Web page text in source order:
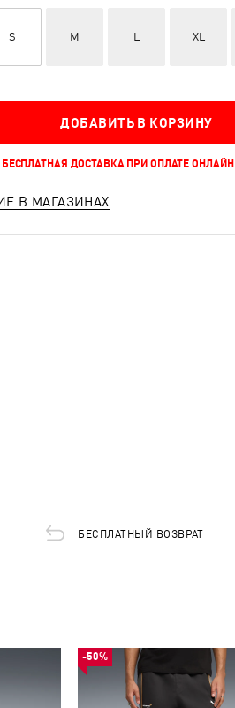
S M L XL
ДОБАВИТЬ В КОРЗИНУ
БЕСПЛАТНАЯ ДОСТАВКА ПРИ ОПЛАТЕ ОНЛАЙН
В МАГАЗИНАХ
БЕСПЛАТНЫЙ ВОЗВРАТ
-50%